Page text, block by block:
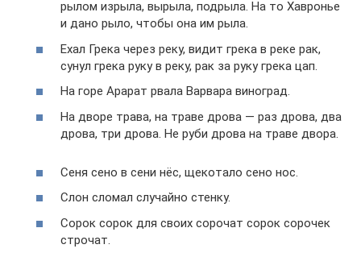
рылом изрыла, вырыла, подрыла. На то Хавронье
и дано рыло, чтобы она им рыла.
Ехал Грека через реку, видит грека в реке рак,
сунул грека руку в реку, рак за руку грека цап.
На горе Арарат рвала Варвара виноград.
На дворе трава, на траве дрова — раз дрова, два
дрова, три дрова. Не руби дрова на траве двора.
Сеня сено в сени нёс, щекотало сено нос.
Слон сломал случайно стенку.
Сорок сорок для своих сорочат сорок сорочек
строчат.